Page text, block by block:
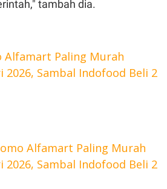
tambah dia.
Alfamart Paling Murah
2026, Sambal Indofood Beli 2
Alfamart Paling Murah
2026, Sambal Indofood Beli 2